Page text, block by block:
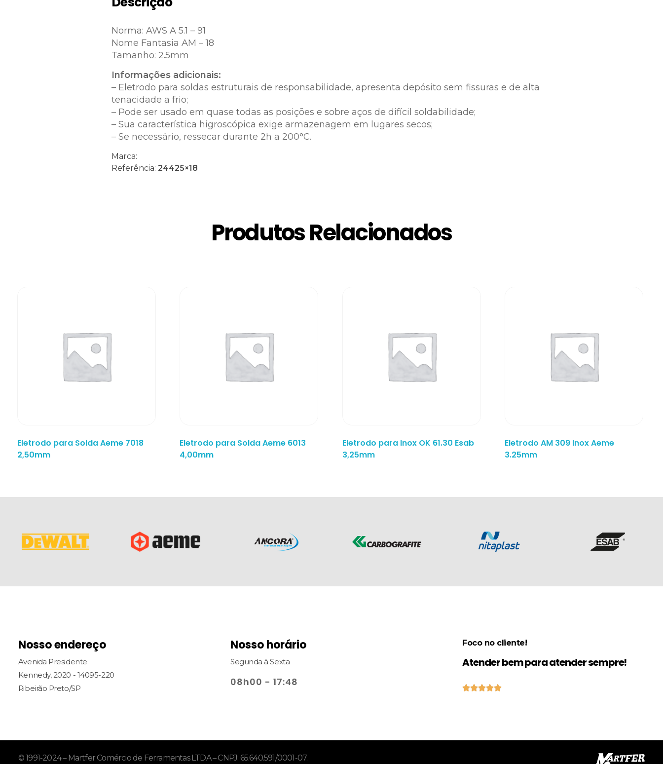
Norma: AWS A 5.1 – 91
Nome Fantasia AM – 18
Tamanho: 2.5mm
Informações adicionais:
– Eletrodo para soldas estruturais de responsabilidade, apresenta depósito sem fissuras e de alta
tenacidade a frio;
– Pode ser usado em quase todas as posições e sobre aços de difícil soldabilidade;
– Sua característica higroscópica exige armazenagem em lugares secos;
– Se necessário, ressecar durante 2h a 200°C.
Marca:
Referência:24425×18
Produtos Relacionados
Eletrodo para Solda Aeme 7018
2,50mm
Eletrodo para Solda Aeme 6013
4,00mm
Eletrodo para Inox OK 61.30 Esab
3,25mm
Eletrodo AM 309 Inox Aeme
3.25mm
Nosso endereço
Avenida Presidente
Kennedy, 2020 - 14095-220
Ribeirão Preto/SP
Nosso horário
Segunda à Sexta
08h00 - 17:48
Foco no cliente!
Atender bem para atender sempre!

© 1991-2024 – Martfer Comércio de Ferramentas LTDA – CNPJ: 65.640.591/0001-07.